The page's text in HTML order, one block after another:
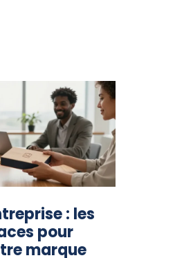
: les
pour
marque